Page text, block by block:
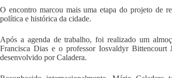
O encontro marcou mais uma etapa do projeto de
política e histórica da cidade.
Após a agenda de trabalho, foi realizado um
Francisca Dias e o professor Iosvaldyr Bittencourt
desenvolvido por Caladera.